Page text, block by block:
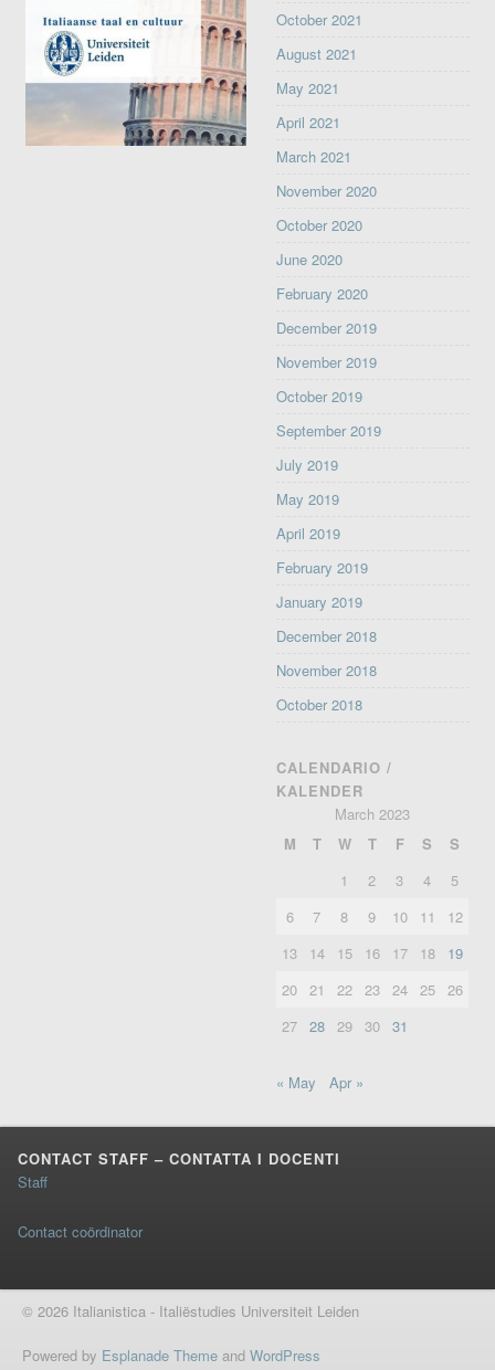
October 2021
August 2021
May 2021
April 2021
March 2021
November 2020
October 2020
June 2020
February 2020
December 2019
November 2019
October 2019
September 2019
July 2019
May 2019
April 2019
February 2019
January 2019
December 2018
November 2018
October 2018
CALENDARIO /
KALENDER
March 2023
M
T W T F S
S
1
2 3 4
5
6
7 8 9 10 11
12
13
14 15 16 17 18
19
20 21 22 23 24 25 26
27 28 29 30 31
« May Apr »
CONTACT STAFF – CONTATTA I DOCENTI
Staff
Contact coördinator
© 2026 Italianistica - Italiëstudies Universiteit Leiden
Powered by Esplanade Theme and WordPress